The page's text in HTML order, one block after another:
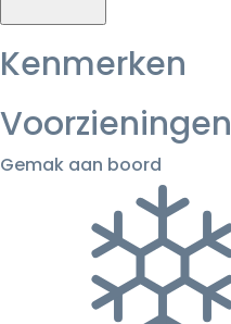
Kenmerken
Voorzieningen
Gemak aan boord